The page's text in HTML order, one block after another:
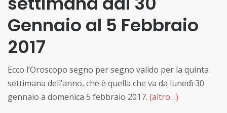
Gennaio al 5 Febbraio
2017
Ecco l’Oroscopo segno per segno valido per la quinta
settimana dell’anno, che è quella che va da lunedì 30
gennaio a domenica 5 febbraio 2017. (altro…)